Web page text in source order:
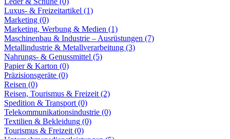
Luxus- & Freizeitartikel (1)
Marketing (0)
Marketing, Werbung & Medien (1)
Maschinenbau & Industrie – Ausrüstungen (7)
Metallindustrie & Metallverarbeitung (3)
Nahrungs- & Genussmittel (5)
Papier & Karton (0)
Präzisionsgeräte (0)
Reisen (0)
Reisen, Tourismus & Freizeit (2)
Spedition & Transport (0)
Telekommunikationsindustrie (0)
Textilien & Bekleidung (0)
Tourismus & Freizeit (0)